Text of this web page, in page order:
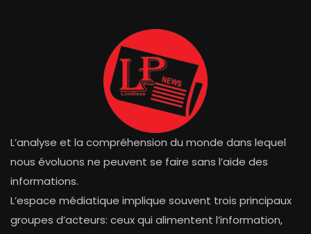
L’analyse et la compréhension du monde dans lequel
nous évoluons ne peuvent se faire sans l’aide des
informations.
L’espace médiatique implique souvent trois principaux
groupes d’acteurs: ceux qui alimentent l’information,